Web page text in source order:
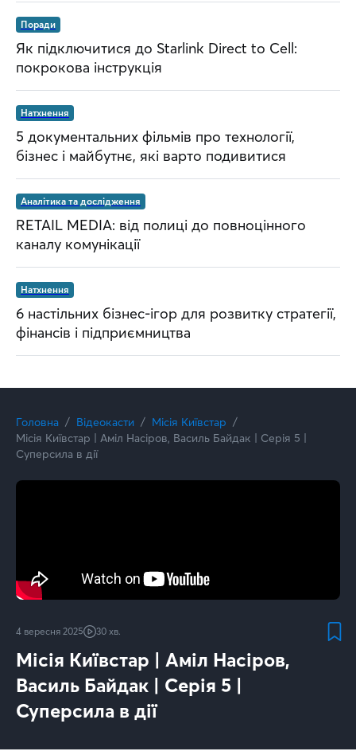
Поради
Як підключитися до Starlink Direct to Cell:
покрокова інструкція
Натхнення
5 документальних фільмів про технології,
бізнес і майбутнє, які варто подивитися
Аналітика та дослідження
RETAIL MEDIA: від полиці до повноцінного
каналу комунікації
Натхнення
6 настільних бізнес-ігор для розвитку стратегії,
фінансів і підприємництва
Головна Відеокасти
Місія Київстар
Місія Київстар | Аміл Насіров, Василь Байдак | Серія 5 |
Суперсила в дії
4 вересня 2025 30 хв.
Місія Київстар | Аміл Насіров,
Василь Байдак | Серія 5 |
Суперсила в дії